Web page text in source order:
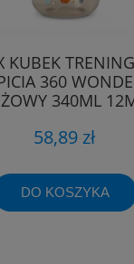
KUBEK
360
340ML
58,89 zł
DO KOSZYKA